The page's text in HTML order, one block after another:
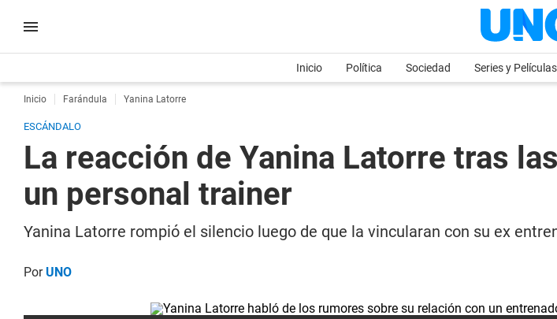
Inicio Política Sociedad Series y Películas
Inicio Farándula Yanina Latorre
ESCÁNDALO
La reacción de Yanina Latorre tras
un personal trainer
Yanina Latorre rompió el silencio luego de que la vincularan con su ex
PorUNO